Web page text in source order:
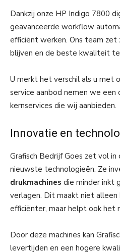
Dankzij onze HP Indigo 7800
geavanceerde workflow
efficiënt werken. Ons team zet
blijven en de beste kwaliteit
U merkt het verschil als u met
service aanbod nemen we een
kernservices die wij aanbieden.
Innovatie en
Grafisch Bedrijf Goes zet vol
nieuwste technologieën. Ze
drukmachines die minder inkt
verlagen. Dit maakt niet alleen
efficiënter, maar helpt ook het
Door deze machines kan
levertijden en een hogere